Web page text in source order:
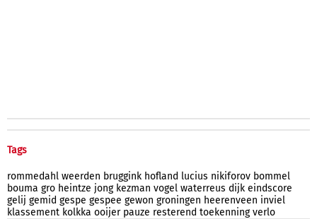
Tags
rommedahl weerden bruggink hofland lucius nikiforov bommel
bouma gro heintze jong kezman vogel waterreus dijk eindscore
gelij gemid gespe gespee gewon groningen heerenveen inviel
klassement kolkka ooijer pauze resterend toekenning verlo